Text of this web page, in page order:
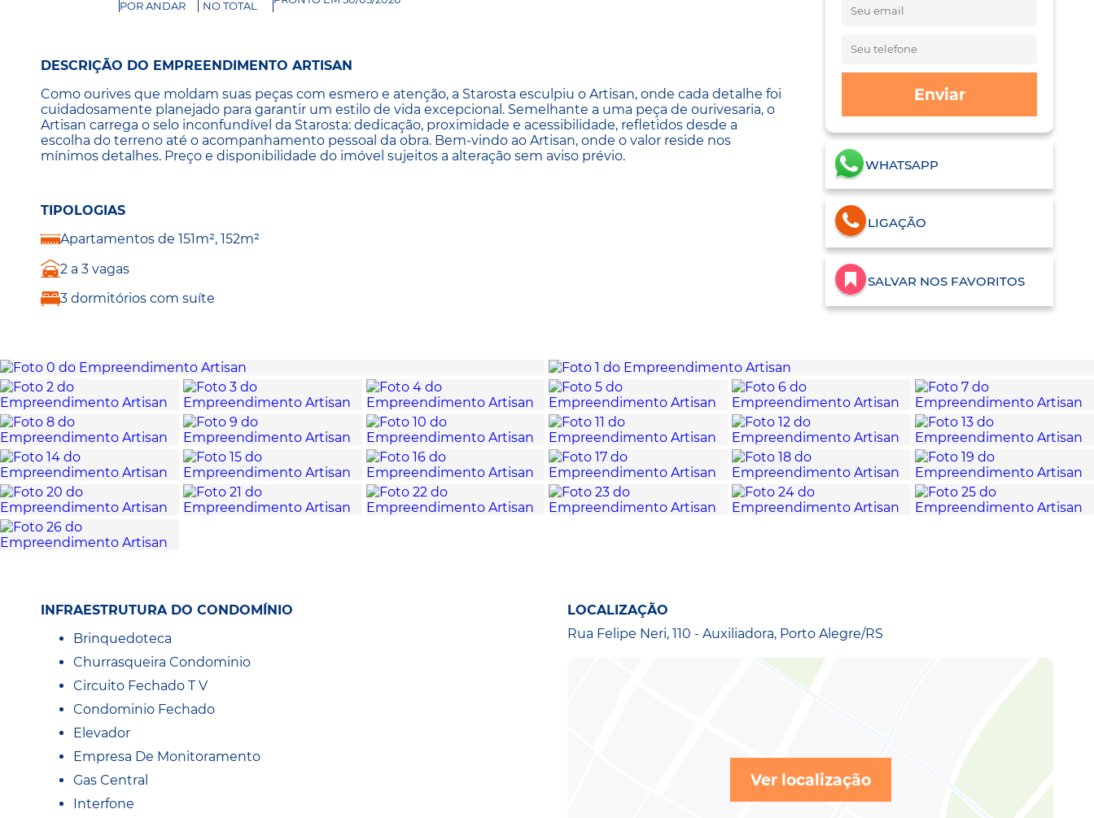
POR ANDAR
NO TOTAL
DESCRIÇÃO DO EMPREENDIMENTO ARTISAN
Como ourives que moldam suas peças com esmero e atenção, a Starosta esculpiu o Artisan, onde cada detalhe foi
cuidadosamente planejado para garantir um estilo de vida excepcional. Semelhante a uma peça de ourivesaria, o
Artisan carrega o selo inconfundível da Starosta: dedicação, proximidade e acessibilidade, refletidos desde a
escolha do terreno até o acompanhamento pessoal da obra. Bem-vindo ao Artisan, onde o valor reside nos
mínimos detalhes. Preço e disponibilidade do imóvel sujeitos a alteração sem aviso prévio.
TIPOLOGIAS
Apartamentos de 151m², 152m²
2 a 3 vagas
3 dormitórios com suíte
Enviar
WHATSAPP
LIGAÇÃO
SALVAR NOS FAVORITOS
INFRAESTRUTURA DO CONDOMÍNIO
Brinquedoteca
Churrasqueira Condominio
Circuito Fechado T V
Condominio Fechado
Elevador
Empresa De Monitoramento
Gas Central
Interfone
LOCALIZAÇÃO
Rua Felipe Neri, 110 - Auxiliadora, Porto Alegre/RS
Ver localização